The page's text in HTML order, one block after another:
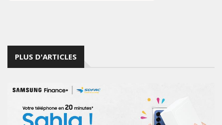
PLUS D'ARTICLES